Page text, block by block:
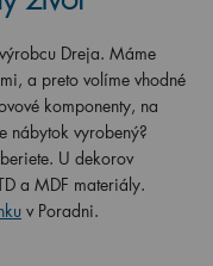
Dreja. Máme
a preto volíme vhodné
komponenty, na
nábytok vyrobený?
U dekorov
a MDF materiály.
v Poradni.